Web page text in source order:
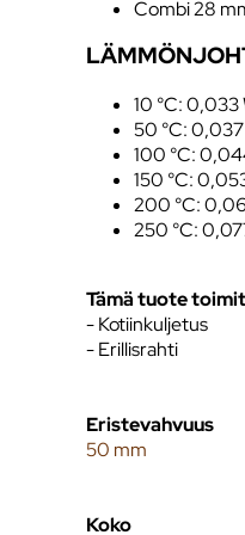
Combi 28
10 °C: 0,033
50 °C:
100 °C:
150 °C:
200 °C:
250 °C:
Tämä tuote
- Kotiinkuljetus
- Erillisrahti
Eristevahvuus
50 mm
Koko